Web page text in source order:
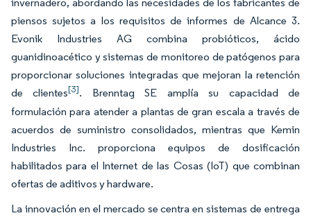
piensos sujetos a los requisitos de informes de Alcance 3.
Evonik Industries AG combina probióticos, ácido
guanidinoacético y sistemas de monitoreo de patógenos para
proporcionar soluciones integradas que mejoran la retención
de clientes[3]. Brenntag SE amplía su capacidad de
formulación para atender a plantas de gran escala a través de
acuerdos de suministro consolidados, mientras que Kemin
Industries Inc. proporciona equipos de dosificación
habilitados para el Internet de las Cosas (IoT) que combinan
ofertas de aditivos y hardware.
La innovación en el mercado se centra en sistemas de entrega